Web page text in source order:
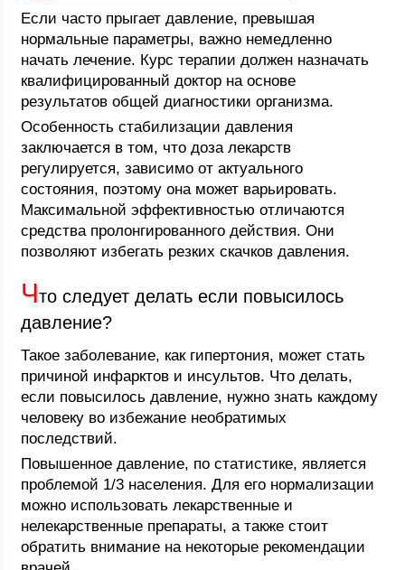
Если часто прыгает давление, превышая
нормальные параметры, важно немедленно
начать лечение. Курс терапии должен назначать
квалифицированный доктор на основе
результатов общей диагностики организма.
Особенность стабилизации давления
заключается в том, что доза лекарств
регулируется, зависимо от актуального
состояния, поэтому она может варьировать.
Максимальной эффективностью отличаются
средства пролонгированного действия. Они
позволяют избегать резких скачков давления.
Что следует делать если повысилось
давление?
Такое заболевание, как гипертония, может стать
причиной инфарктов и инсультов. Что делать,
если повысилось давление, нужно знать каждому
человеку во избежание необратимых
последствий.
Повышенное давление, по статистике, является
проблемой 1/3 населения. Для его нормализации
можно использовать лекарственные и
нелекарственные препараты, а также стоит
обратить внимание на некоторые рекомендации